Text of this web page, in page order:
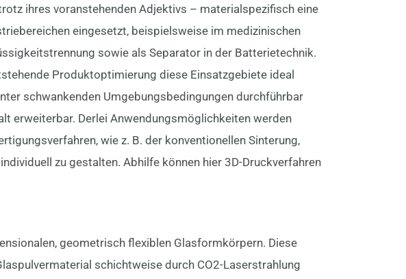
ihres voranstehenden Adjektivs – materialspezifisch eine
eingesetzt, beispielsweise im medizinischen
sowie als Separator in der Batterietechnik.
Produktoptimierung diese Einsatzgebiete ideal
schwankenden Umgebungsbedingungen durchführbar
erweiterbar. Derlei Anwendungsmöglichkeiten werden
wie z. B. der konventionellen Sinterung,
zu gestalten. Abhilfe können hier 3D-Druckverfahren
geometrisch flexiblen Glasformkörpern. Diese
schichtweise durch CO2-Laserstrahlung